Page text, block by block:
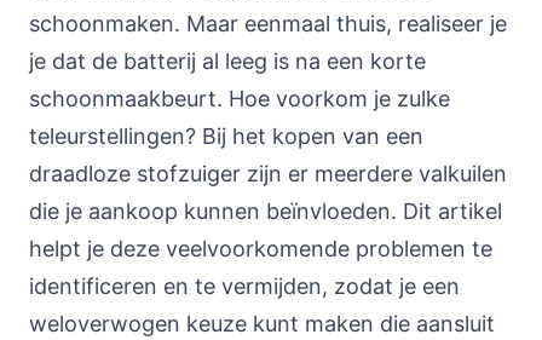
schoonmaken. Maar eenmaal thuis, realiseer je
je dat de batterij al leeg is na een korte
schoonmaakbeurt. Hoe voorkom je zulke
teleurstellingen? Bij het kopen van een
draadloze stofzuiger zijn er meerdere valkuilen
die je aankoop kunnen beïnvloeden. Dit artikel
helpt je deze veelvoorkomende problemen te
identificeren en te vermijden, zodat je een
weloverwogen keuze kunt maken die aansluit